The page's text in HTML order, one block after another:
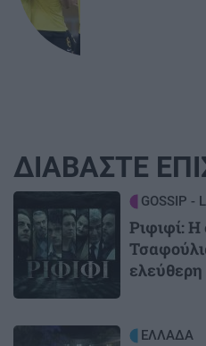
ΔΙΑΒΑΣΤΕ
GOSSIP -
Ριφιφί:
ΕΛΛΑΔΑ